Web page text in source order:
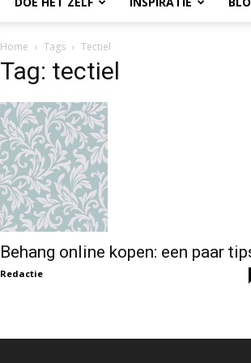
Home Tags Tectiel
Tag: tectiel
Behang online kopen: een paar
Redactie